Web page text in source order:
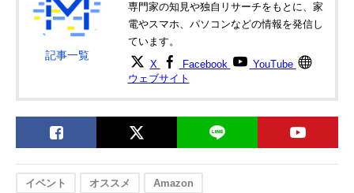
記事一覧
専門家の知見や独自リサーチをもとに、家
電やスマホ、パソコンなどの情報を発信し
ています。
X Facebook
YouTube
ウェブサイト
イベント オススメ Amazon